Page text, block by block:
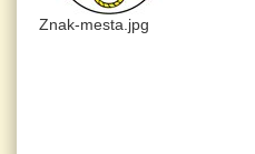
Znak-mesta.jpg